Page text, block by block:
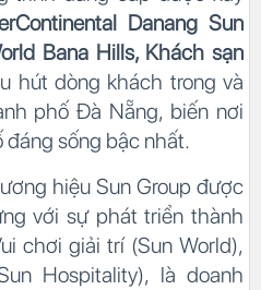
Danang Sun
Bana Hills, Khách sạn
hút dòng khách trong và
phố Đà Nẵng, biến nơi
sống bậc nhất.
hiệu Sun Group được
với sự phát triển thành
chơi giải trí (Sun World),
Hospitality), là doanh